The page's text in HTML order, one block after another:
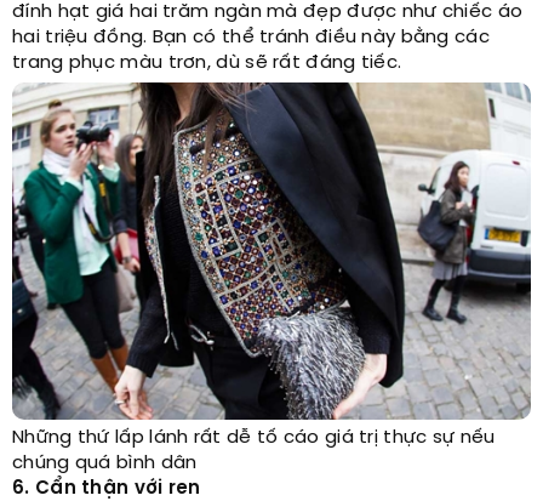
đính hạt giá hai trăm ngàn mà đẹp được như chiếc áo
hai triệu đồng. Bạn có thể tránh điều này bằng các
trang phục màu trơn, dù sẽ rất đáng tiếc.
Những thứ lấp lánh rất dễ tố cáo giá trị thực sự nếu
chúng quá bình dân
6. Cẩn thận với ren